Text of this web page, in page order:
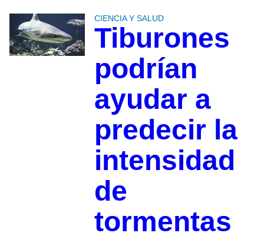
CIENCIA Y SALUD
Tiburones
podrían
ayudar a
predecir la
intensidad
de
tormentas